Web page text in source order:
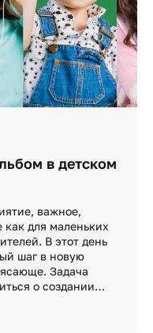
в детском
важное,
как для маленьких
В этот день
шаг в новую
Задача
о создании…